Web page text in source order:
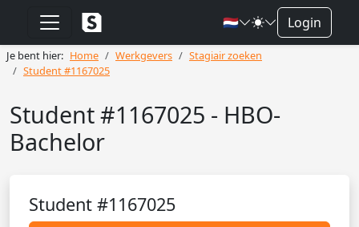
🇳🇱 Login
Je bent hier: Home Werkgevers
Stagiair zoeken
Student #1167025
Student #1167025 - HBO-
Bachelor
Student #1167025